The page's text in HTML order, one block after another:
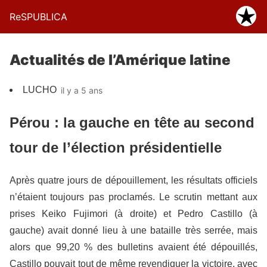
ReSPUBLICA
Actualités de l’Amérique latine
LUCHO il y a 5 ans
Pérou : la gauche en tête au second
tour de l’élection présidentielle
Après quatre jours de dépouillement, les résultats officiels
n’étaient toujours pas proclamés. Le scrutin mettant aux
prises Keiko Fujimori (à droite) et Pedro Castillo (à
gauche) avait donné lieu à une bataille très serrée, mais
alors que 99,20 % des bulletins avaient été dépouillés,
Castillo pouvait tout de même revendiquer la victoire, avec